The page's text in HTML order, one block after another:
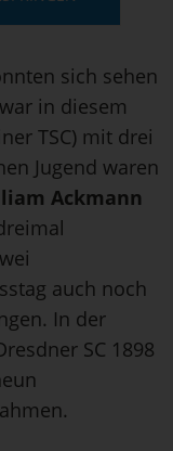
sich sehen
in diesem
TSC) mit drei
Jugend waren
Ackmann
auch noch
In der
SC 1898